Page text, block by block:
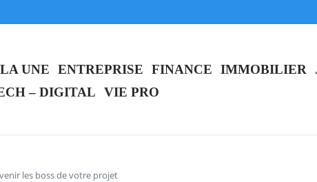
quitte OpenAI pour se consacrer à sa santé
UNE ENTREPRISE FINANCE IMMOBILIER
– DIGITAL
VIE PRO
les boss de votre projet